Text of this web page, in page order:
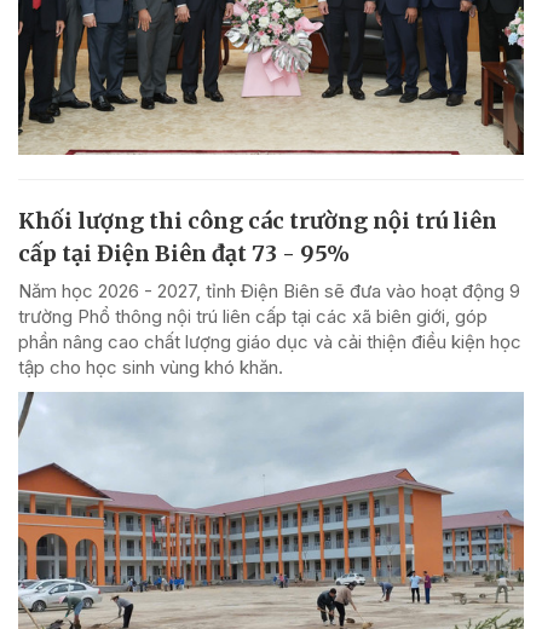
Khối lượng thi công các trường nội trú liên
cấp tại Điện Biên đạt 73 - 95%
Năm học 2026 - 2027, tỉnh Điện Biên sẽ đưa vào hoạt động 9
trường Phổ thông nội trú liên cấp tại các xã biên giới, góp
phần nâng cao chất lượng giáo dục và cải thiện điều kiện học
tập cho học sinh vùng khó khăn.